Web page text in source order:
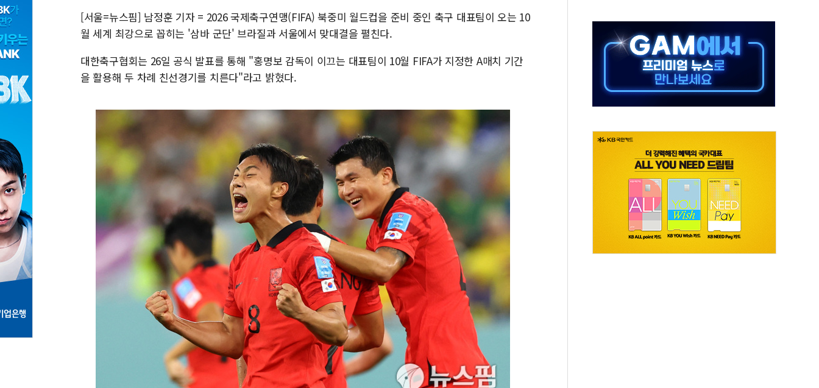
Sh수협은행, 상상인증권 인수 추진
무역선부터 요트까지...관세청, 해상 마약밀수 '3중 차단'
[서울=뉴스핌] 남정훈 기자 = 2026 국제축구연맹(FIFA) 북중미 월드컵을 준비 중인 축구 대표팀이 오는 10
월 세계 최강으로 꼽히는 '삼바 군단' 브라질과 서울에서 맞대결을 펼친다.
대한축구협회는 26일 공식 발표를 통해 "홍명보 감독이 이끄는 대표팀이 10월 FIFA가 지정한 A매치 기간
을 활용해 두 차례 친선경기를 치른다"라고 밝혔다.